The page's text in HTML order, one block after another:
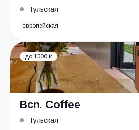
Тульская
европейская
до 1500 ₽
Bcn. Coffee
Тульская